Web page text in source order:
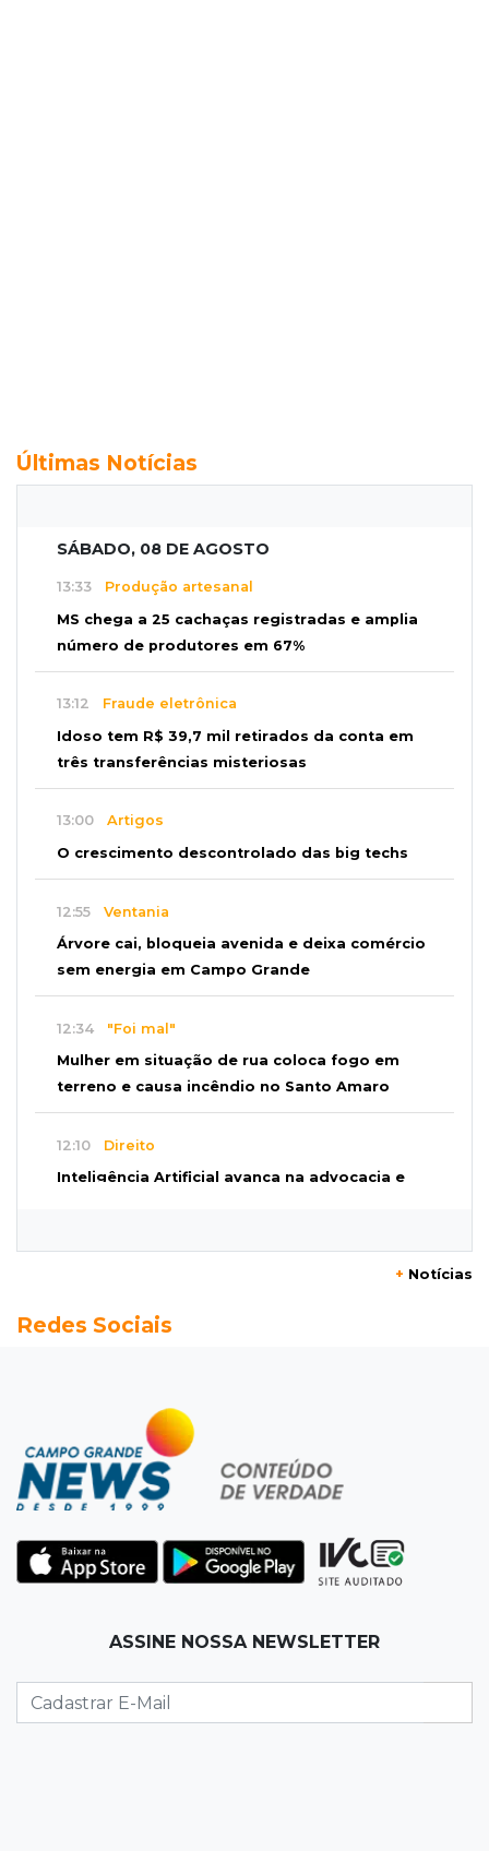
Últimas Notícias
SÁBADO, 08 DE AGOSTO
13:33 Produção artesanal
MS chega a 25 cachaças registradas e amplia
número de produtores em 67%
13:12 Fraude eletrônica
Idoso tem R$ 39,7 mil retirados da conta em
três transferências misteriosas
13:00 Artigos
O crescimento descontrolado das big techs
12:55 Ventania
Árvore cai, bloqueia avenida e deixa comércio
sem energia em Campo Grande
12:34 "Foi mal"
Mulher em situação de rua coloca fogo em
terreno e causa incêndio no Santo Amaro
12:10 Direito
Inteligência Artificial avança na advocacia e
Choque ao lado de condomínio
Primeiro corpo do “cemitério de Nando”
nunca teve nome
11:48 Nova Alvorada do Sul
que prefeito agride mulheres
Mãe narra emboscada e diz ter sido amarrada
+ Notícias
Redes Sociais
ASSINE NOSSA NEWSLETTER